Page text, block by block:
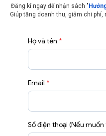
Đăng kí ngay để nhận sách "
Giúp tăng doanh thu, giảm chi phí,
Họ và tên *
Email *
Số điện thoại (Nếu muốn